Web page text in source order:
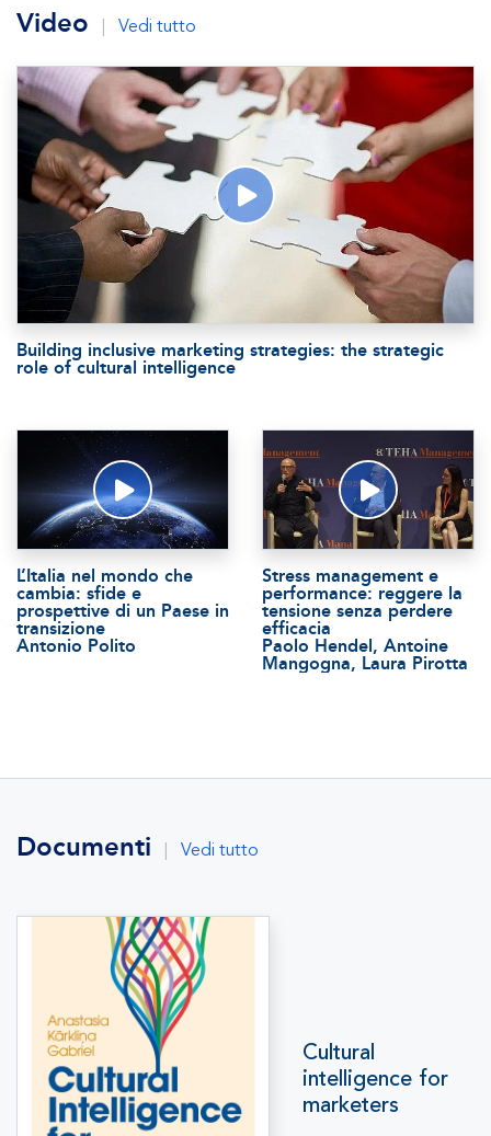
Video Vedi tutto
Building inclusive marketing strategies: the strategic
role of cultural intelligence
L’Italia nel mondo che
cambia: sfide e
prospettive di un Paese in
transizione
Antonio Polito
Stress management e
performance: reggere la
tensione senza perdere
efficacia
Paolo Hendel, Antoine
Mangogna, Laura Pirotta
Documenti Vedi tutto
Cultural
intelligence for
marketers